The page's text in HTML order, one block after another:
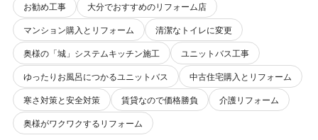
お勧め工事
大分でおすすめのリフォーム店
マンション購入とリフォーム
清潔なトイレに変更
奥様の「城」システムキッチン施工
ユニットバス工事
ゆったりお風呂につかるユニットバス
中古住宅購入とリフォーム
寒さ対策と安全対策
賃貸なので価格勝負
介護リフォーム
奥様がワクワクするリフォーム